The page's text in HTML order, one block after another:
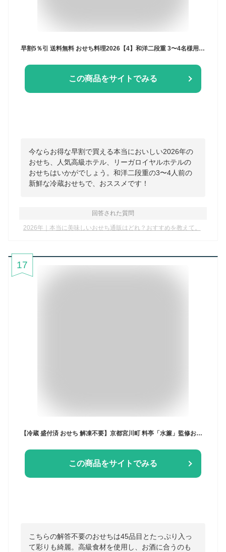
早割5％引 送料無料 おせち料理2026【4】和洋二段重 3〜4名様用（冷蔵便） リーガロイヤルホテル お正月 おせち お節 御節 高級 ホテル
この商品をサイトでみる
今ならお得な早割で買える本当においしい2026年の
おせち、人気高級ホテル、リーガロイヤルホテルの
おせちはいかがでしょう。和洋二段重の3〜4人前の
新鮮な冷蔵おせちで、おススメです！
回答された質問
2026年｜本当に美味しいおせち通販はどれ？おすすめを教えて。
17
【冷蔵 盛付済 おせち 解凍不要】京都宮川町 料亭「水簾」監修おせち 瑞兆 [6.5寸3段 45品目 約3～4人前] 12/29～31お届け
この商品をサイトでみる
こちらの解答不要のおせちは45品目とたっぷり入っ
て彩りも綺麗。高級食材を使用し、お酒に合うのも